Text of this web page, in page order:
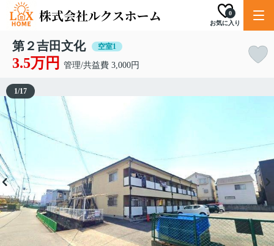
お気に入り
0
第２吉田文化 空室1
3.5万円 管理/共益費 3,000円
1/17